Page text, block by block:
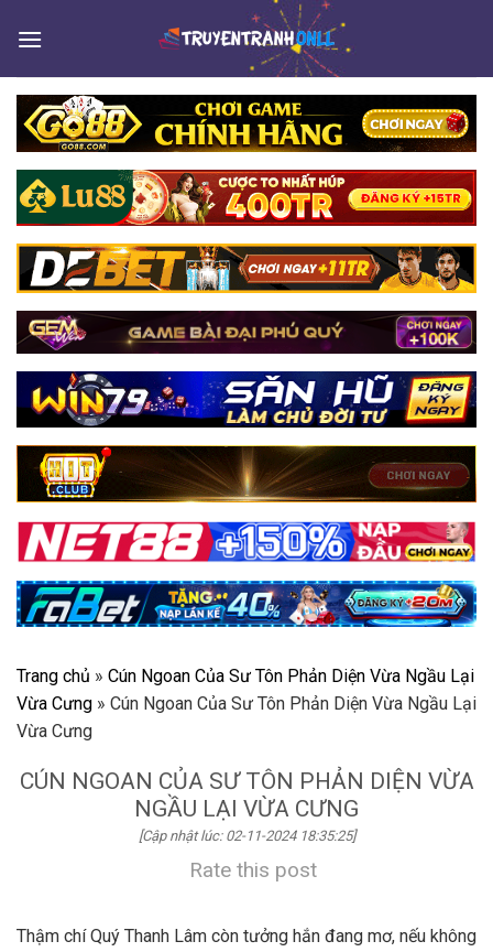
Trang chủ » Cún Ngoan Của Sư Tôn Phản Diện Vừa Ngầu Lại
Vừa Cưng » Cún Ngoan Của Sư Tôn Phản Diện Vừa Ngầu Lại
Vừa Cưng
CÚN NGOAN CỦA SƯ TÔN PHẢN DIỆN VỪA
NGẦU LẠI VỪA CƯNG
[Cập nhật lúc: 02-11-2024 18:35:25]
Rate this post
Thậm chí Quý Thanh Lâm còn tưởng hắn đang mơ, nếu không